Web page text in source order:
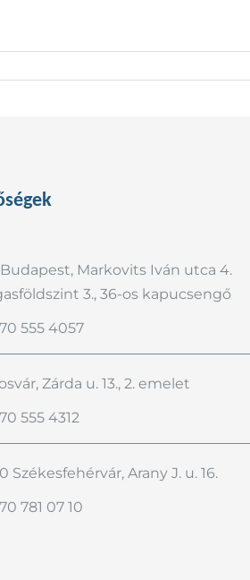
Budapest, Markovits Iván utca 4.
3., 36-os kapucsengő
555 4057
Zárda u. 13., 2. emelet
555 4312
Székesfehérvár, Arany J. u. 16.
781 07 10